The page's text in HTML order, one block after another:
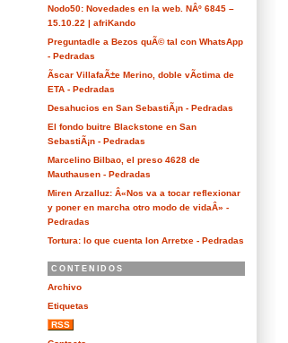
Nodo50: Novedades en la web. NÂº 6845 –
15.10.22 | afriKando
Preguntadle a Bezos quÃ© tal con WhatsApp
- Pedradas
Ãscar VillafaÃ±e Merino, doble vÃ­ctima de
ETA - Pedradas
Desahucios en San SebastiÃ¡n - Pedradas
El fondo buitre Blackstone en San
SebastiÃ¡n - Pedradas
Marcelino Bilbao, el preso 4628 de
Mauthausen - Pedradas
Miren Arzalluz: Â«Nos va a tocar reflexionar
y poner en marcha otro modo de vidaÂ» -
Pedradas
Tortura: lo que cuenta Ion Arretxe - Pedradas
CONTENIDOS
Archivo
Etiquetas
RSS